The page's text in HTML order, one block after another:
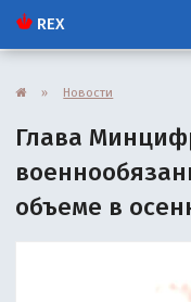
REX
» Новости
Глава
объеме в